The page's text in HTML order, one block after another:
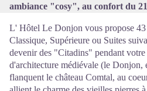
ambiance "cosy", au confort du
L' Hôtel Le Donjon vous propose
Classique, Supérieure ou Suites
devenir des "Citadins" pendant
d'architecture médiévale (le Donjon,
flanquent le château Comtal, au